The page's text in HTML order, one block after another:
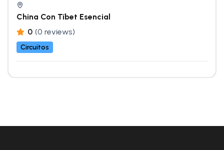
China Con Tíbet Esencial
0 (0 reviews)
Circuitos